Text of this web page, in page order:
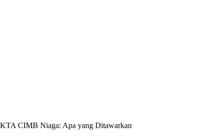
KTA CIMB Niaga: Apa yang Ditawarkan